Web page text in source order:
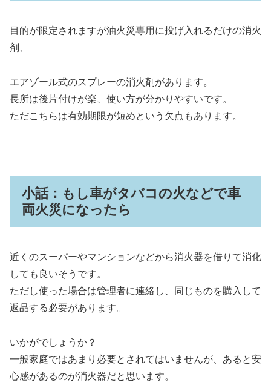
目的が限定されますが油火災専用に投げ入れるだけの消火
剤、
エアゾール式のスプレーの消火剤があります。
長所は後片付けが楽、使い方が分かりやすいです。
ただこちらは有効期限が短めという欠点もあります。
小話：もし車がタバコの火などで車
両火災になったら
近くのスーパーやマンションなどから消火器を借りて消化
しても良いそうです。
ただし使った場合は管理者に連絡し、同じものを購入して
返品する必要があります。
いかがでしょうか？
一般家庭ではあまり必要とされてはいませんが、あると安
心感があるのが消火器だと思います。